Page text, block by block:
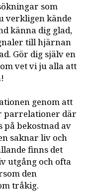
som
verkligen kände
känna dig glad,
till hjärnan
Gör dig själv en
vet vi ju alla att
genom att
parrelationer där
bekostnad av
saknar liv och
finns det
utgång och ofta
den
tråkig.